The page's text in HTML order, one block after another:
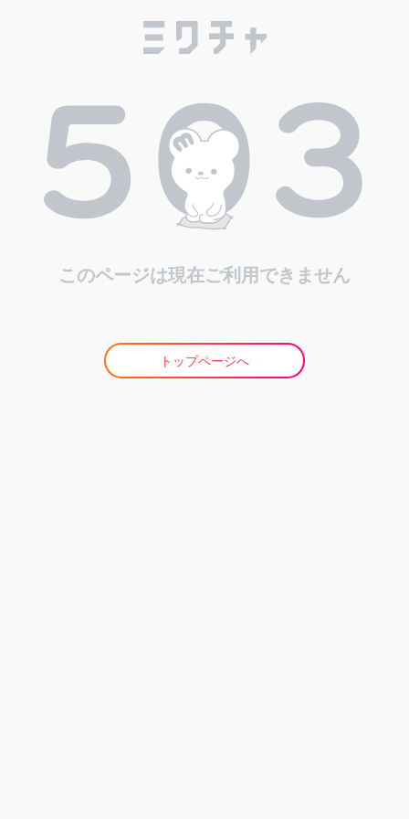
このページは現在ご利用できません